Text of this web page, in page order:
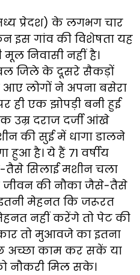
प्रेदश) के लगभग चार
इस गांव की विशेषता यह
निवासी नहीं है।
जिले के दूसरे सैकड़ों
आए लोगों ने अपना बसेरा
ही एक झोपड़ी बनी हुई
उम्र दराज दर्जी आंखे
की सुई में धागा डालने
है। ये हैं 71 वर्षीय
तैसे सिलाई मशीन चला
की नौका जैसे-तैसे
इतनी मेहनत कि जरूरत
नहीं करेंगे तो पेट की
तो मुआवजे का इतना
अच्छा काम कर सकें या
नौकरी मिल सके।